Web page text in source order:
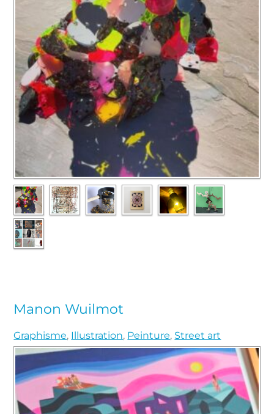
Manon Wuilmot
Graphisme, Illustration, Peinture, Street art